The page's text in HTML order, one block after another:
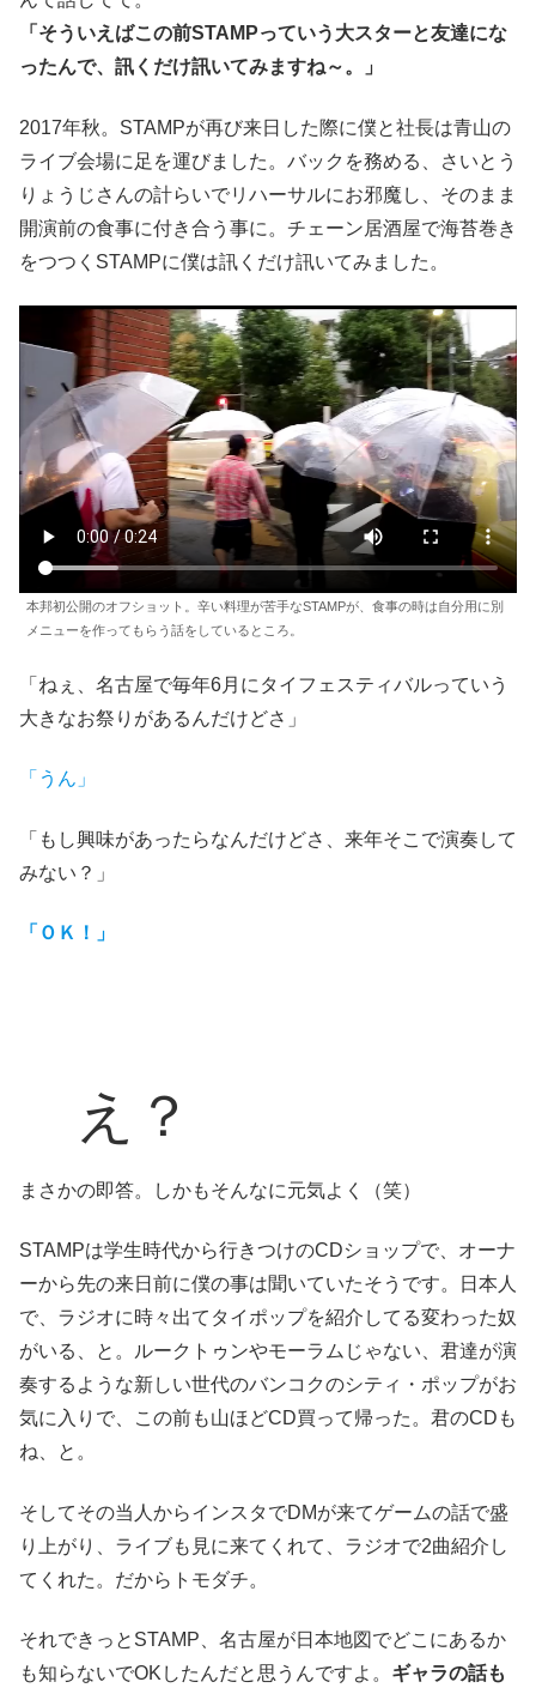
「そういえばこの前STAMPっていう大スターと友達にな
ったんで、訊くだけ訊いてみますね～。」
2017年秋。STAMPが再び来日した際に僕と社長は青山の
ライブ会場に足を運びました。バックを務める、さいとう
りょうじさんの計らいでリハーサルにお邪魔し、そのまま
開演前の食事に付き合う事に。チェーン居酒屋で海苔巻き
をつつくSTAMPに僕は訊くだけ訊いてみました。
本邦初公開のオフショット。辛い料理が苦手なSTAMPが、食事の時は自分用に別
メニューを作ってもらう話をしているところ。
「ねぇ、名古屋で毎年6月にタイフェスティバルっていう
大きなお祭りがあるんだけどさ」
「うん」
「もし興味があったらなんだけどさ、来年そこで演奏して
みない？」
「ＯＫ！」
え？
まさかの即答。しかもそんなに元気よく（笑）
STAMPは学生時代から行きつけのCDショップで、オーナ
ーから先の来日前に僕の事は聞いていたそうです。日本人
で、ラジオに時々出てタイポップを紹介してる変わった奴
がいる、と。ルークトゥンやモーラムじゃない、君達が演
奏するような新しい世代のバンコクのシティ・ポップがお
気に入りで、この前も山ほどCD買って帰った。君のCDも
ね、と。
そしてその当人からインスタでDMが来てゲームの話で盛
り上がり、ライブも見に来てくれて、ラジオで2曲紹介し
てくれた。だからトモダチ。
それできっとSTAMP、名古屋が日本地図でどこにあるか
も知らないでOKしたんだと思うんですよ。 ギャラの話も